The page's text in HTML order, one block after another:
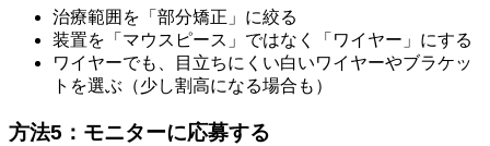
治療範囲を「部分矯正」に絞る
装置を「マウスピース」ではなく「ワイヤー」にする
ワイヤーでも、目立ちにくい白いワイヤーやブラケッ
トを選ぶ（少し割高になる場合も）
方法5：モニターに応募する